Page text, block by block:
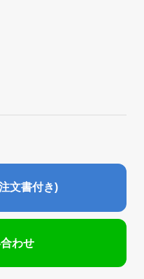
文書付き)
わせ